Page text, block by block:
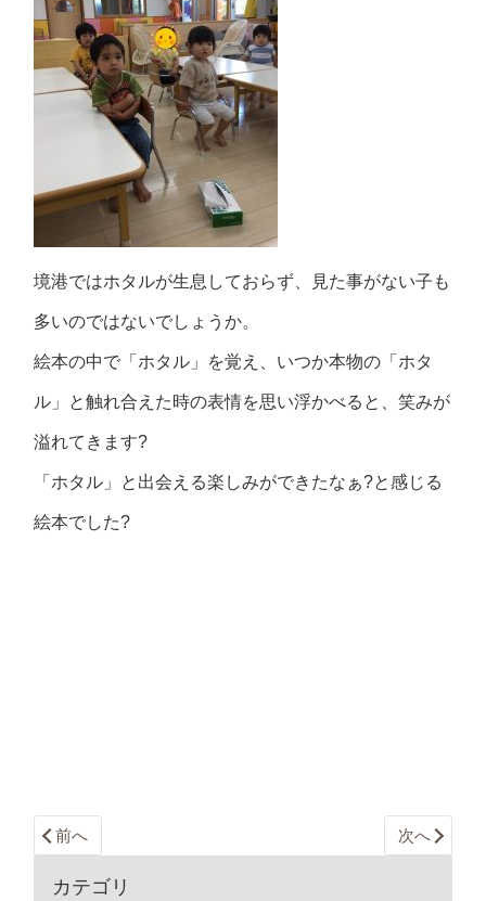
境港ではホタルが生息しておらず、見た事がない子も
多いのではないでしょうか。
絵本の中で「ホタル」を覚え、いつか本物の「ホタ
ル」と触れ合えた時の表情を思い浮かべると、笑みが
溢れてきます?
「ホタル」と出会える楽しみができたなぁ?と感じる
絵本でした?
前へ 次へ
カテゴリ